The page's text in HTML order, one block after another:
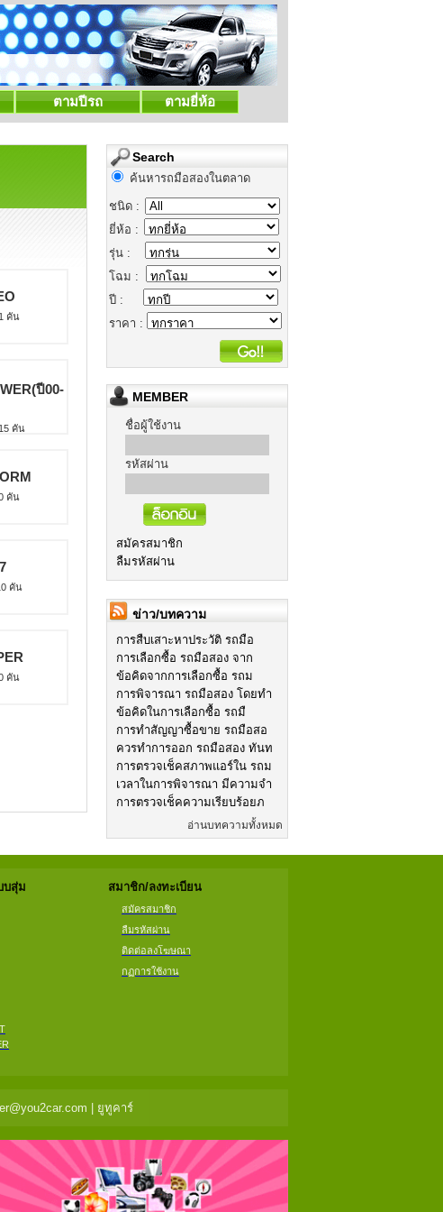
ตามปีรถ ตามยี่ห้อ
คัน
ปี00-
คัน
คัน
คัน
คัน
Search
ค้นหารถมือสองในตลาด
ชนิด :
ยี่ห้อ :
รุ่น :
โฉม :
ปี :
ราคา :
MEMBER
ชื่อผู้ใช้งาน
รหัสผ่าน
สมัครสมาชิก
ลืมรหัสผ่าน
ข่าว/บทความ
การสืบเสาะหาประวัติ รถมือ
การเลือกซื้อ รถมือสอง จาก
ข้อคิดจากการเลือกซื้อ รถม
การพิจารณา รถมือสอง โดยทำ
ข้อคิดในการเลือกซื้อ รถมื
การทำสัญญาซื้อขาย รถมือสอ
ควรทำการออก รถมือสอง ทันท
การตรวจเช็คสภาพแอร์ใน รถม
เวลาในการพิจารณา มีความจำ
การตรวจเช็คความเรียบร้อยภ
อ่านบทความทั้งหมด
บสุ่ม สมาชิก/ลงทะเบียน
สมัครสมาชิก
ลืมรหัสผ่าน
ติดต่อลงโฆษณา
กฏการใช้งาน
| ยูทูคาร์